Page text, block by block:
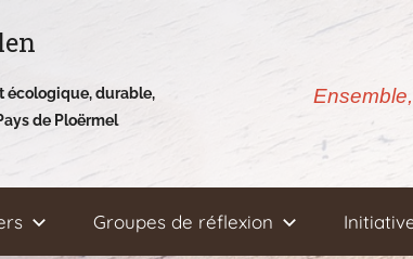
écologique, durable,
de Ploërmel
Groupes de réflexion